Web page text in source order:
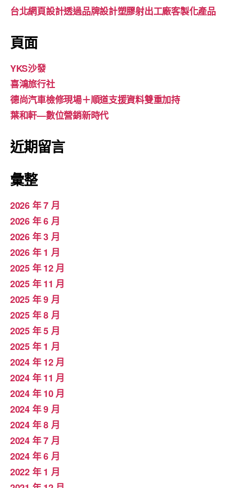
台北網頁設計透過品牌設計塑膠射出工廠客製化產品
頁面
YKS沙發
喜鴻旅行社
德尚汽車檢修現場＋順道支援資料雙重加持
葉和軒—數位營銷新時代
近期留言
彙整
2026 年 7 月
2026 年 6 月
2026 年 3 月
2026 年 1 月
2025 年 12 月
2025 年 11 月
2025 年 9 月
2025 年 8 月
2025 年 5 月
2025 年 1 月
2024 年 12 月
2024 年 11 月
2024 年 10 月
2024 年 9 月
2024 年 8 月
2024 年 7 月
2024 年 6 月
2022 年 1 月